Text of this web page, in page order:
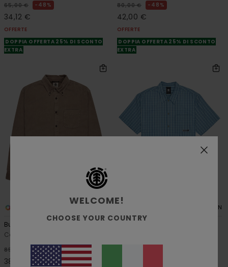
65,00 € 48%
34,12 €
OFFERTE
DOPPIA OFFERTA 25% DI SCONTO
EXTRA
80,00 € 48%
42,00 €
OFFERTE
DOPPIA OFFERTA 25% DI SCONTO
EXTRA
Button Down Regular Corduroy
Camicia di velluto Grigio Uomo
85,00 € 55%
38,25 €
ORGANIC COTTON
Uomo
WELCOME!
CHOOSE YOUR COUNTRY